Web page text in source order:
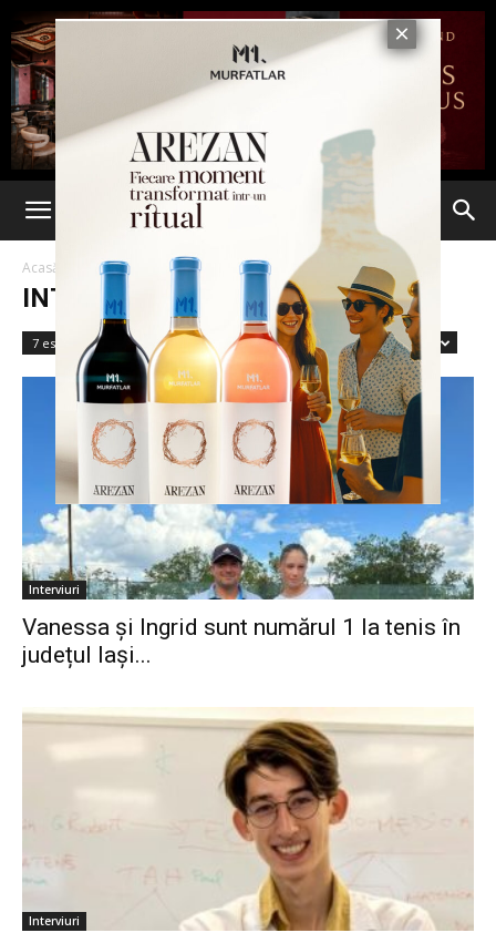
Acasă Interviuri Pagina 2
INTERVIURI
7 est fără un sfert Accidente Administratie Advertorial
Interviuri
Vanessa și Ingrid sunt numărul 1 la tenis în
județul Iași...
Interviuri